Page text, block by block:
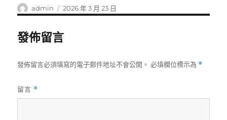
作
者
admin
發
佈
2026 年 3 月 23 日
發佈留言
發佈留言必須填寫的電子郵件地址不會公開。 必填欄位標示為 *
留言 *